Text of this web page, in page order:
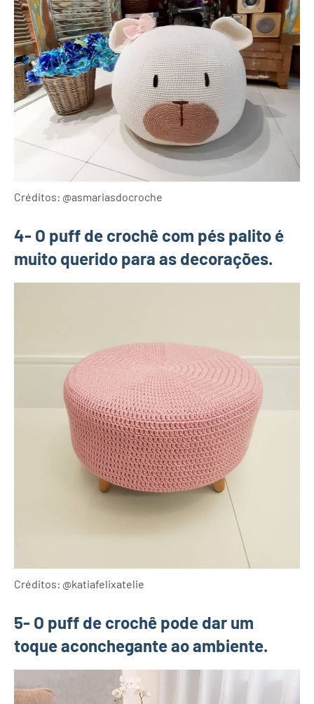
Créditos: @asmariasdocroche
4- O puff de crochê com pés palito é
muito querido para as decorações.
Créditos: @katiafelixatelie
5- O puff de crochê pode dar um
toque aconchegante ao ambiente.